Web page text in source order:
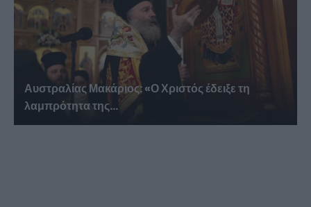
Αυστραλίας Μακάριος: «Ο Χριστός έδειξε τη
λαμπρότητα της...